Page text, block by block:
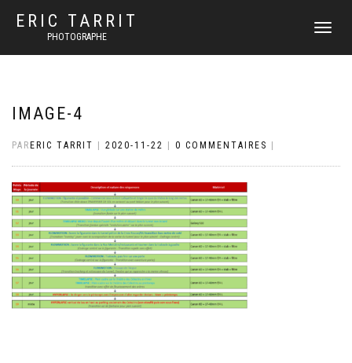
ERIC TARRIT
PHOTOGRAPHE
DÉPLIER
IMAGE-4
PAR ERIC TARRIT 2020-11-22 0 COMMENTAIRES